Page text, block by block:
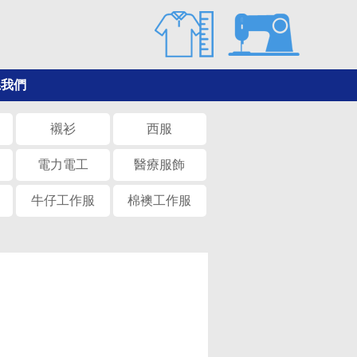
們
襯衫 西服
電力電工 醫療服飾
牛仔工作服 棉襖工作服